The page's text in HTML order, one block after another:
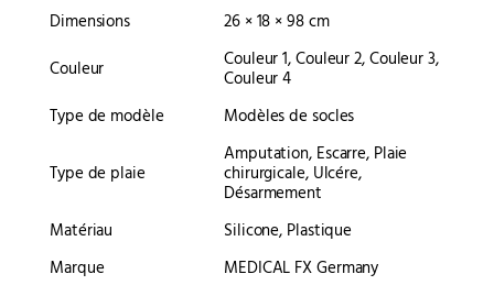
Dimensions
26 × 18 × 98 cm
Couleur
Couleur 1, Couleur 2, Couleur 3,
Couleur 4
Type de modèle
Modèles de socles
Type de plaie
Amputation, Escarre, Plaie
chirurgicale, Ulcére,
Désarmement
Matériau
Silicone, Plastique
Marque
MEDICAL FX Germany